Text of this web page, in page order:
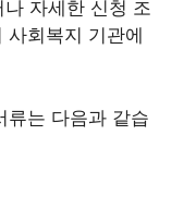
자세한 신청 조
회복지 기관에
류는 다음과 같습